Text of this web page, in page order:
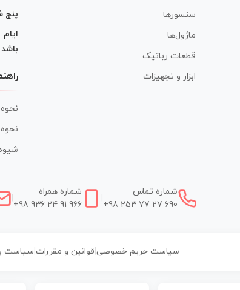
سنسورها
ماژول‌ها
قطعات رباتیک
ابزار و تجهیزات
پنج
باشد
شماره تماس
+98 253 77 27 690
شماره همراه
+98 936 24 91 966
سیاست حریم خصوصی| قوانین و مقررات سیاست